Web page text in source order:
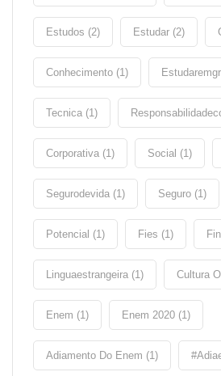
Estudos (2) Estudar (2)
Conhecimento (1)
Tecnica (1)
Corporativa (1) Social (1)
Segurodevida (1) Seguro (1)
Potencial (1) Fies (1)
Linguaestrangeira (1) Cultura
Enem (1) Enem 2020 (1)
Adiamento Do Enem (1)